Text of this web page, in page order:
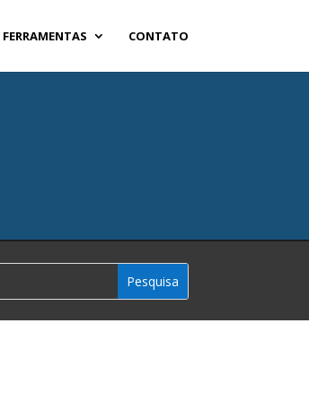
FERRAMENTAS CONTATO